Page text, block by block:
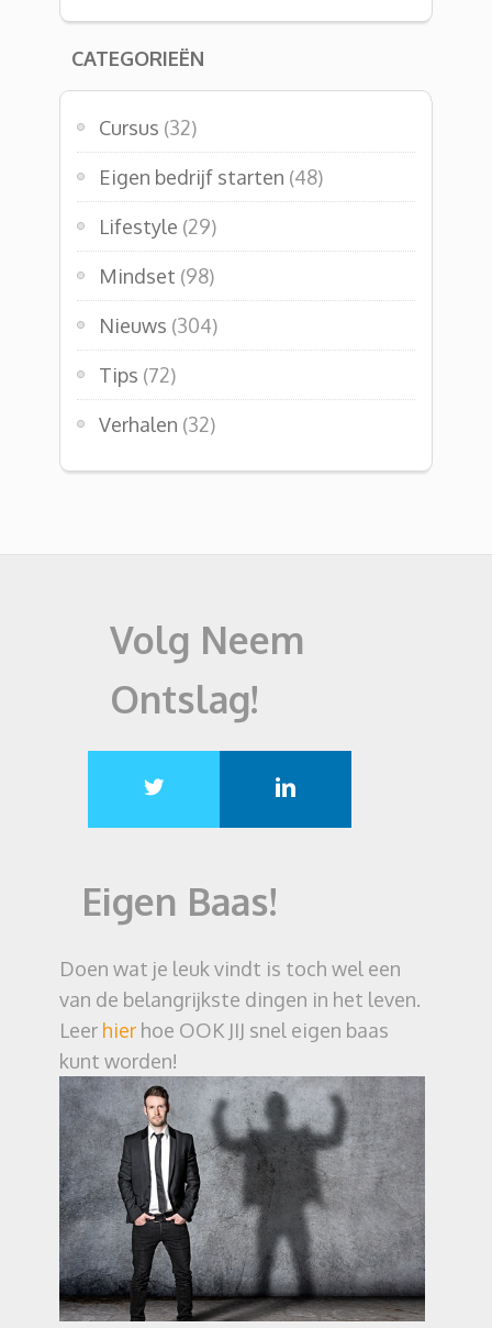
CATEGORIEËN
Cursus (32)
Eigen bedrijf starten (48)
Lifestyle (29)
Mindset (98)
Nieuws (304)
Tips (72)
Verhalen (32)
Volg Neem
Ontslag!
Eigen Baas!
Doen wat je leuk vindt is toch wel een
van de belangrijkste dingen in het leven.
Leer hier hoe OOK JIJ snel eigen baas
kunt worden!